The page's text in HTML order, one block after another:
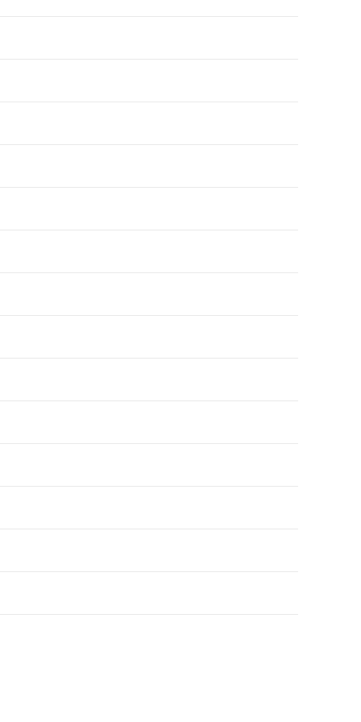
Daarnaast beschikt de garage over een
bereikbaar.
fijne ligging in een gezellige dorpskern?
comfort en de sfeer die deze woning te